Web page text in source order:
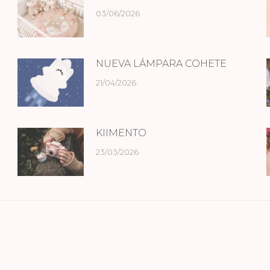
03/06/2026
NUEVA LÁMPARA COHETE
21/04/2026
KIIMENTO
23/03/2026